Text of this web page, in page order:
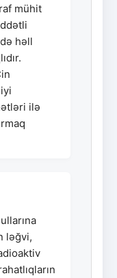
mühit
həll
ilə
ləğvi,